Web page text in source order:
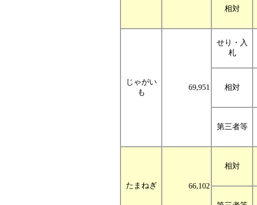
相対
じゃがい
も
69,951
せり・入
札
相対
第三者等
たまねぎ 66,102
相対